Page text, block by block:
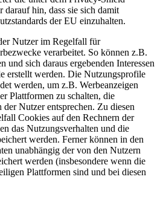
hin, dass sie sich damit
der EU einzuhalten.
Nutzer im Regelfall für
verarbeitet. So können z.B.
und sich daraus ergebenden Interessen
erstellt werden. Die Nutzungsprofile
werden, um z.B. Werbeanzeigen
Plattformen zu schalten, die
der Nutzer entsprechen. Zu diesen
Cookies auf den Rechnern der
das Nutzungsverhalten und die
werden. Ferner können in den
unabhängig der von den Nutzern
werden (insbesondere wenn die
Plattformen sind und bei diesen